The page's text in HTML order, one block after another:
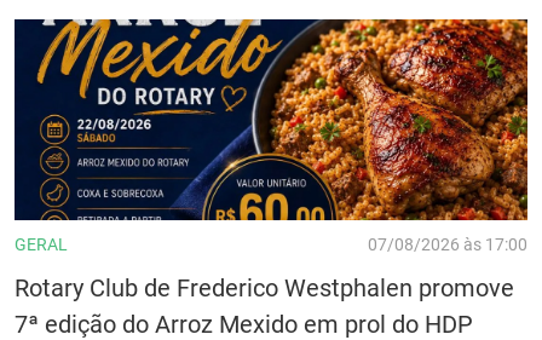
GERAL 07/08/2026 às 17:00
Rotary Club de Frederico Westphalen promove
7ª edição do Arroz Mexido em prol do HDP